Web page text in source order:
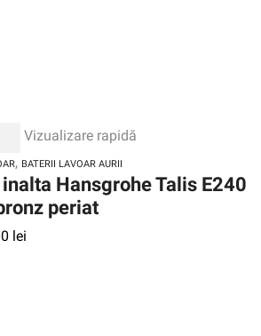
Vizualizare rapidă
, BATERII LAVOAR AURII
Hansgrohe Talis E240
periat
lei